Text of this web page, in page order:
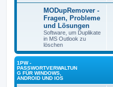
MODupRemover -
Fragen, Probleme
und Lösungen
Software, um Duplikate
in MS Outlook zu
löschen
1PW -
PASSWORTVERWALTUN
G FÜR WINDOWS,
ANDROID UND IOS